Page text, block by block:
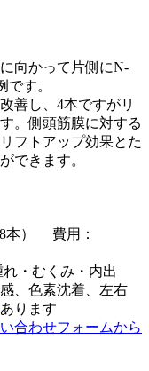
向かって片側にN-
す。
善し、4本ですがリ
。側頭筋膜に対する
フトアップ効果とた
できます。
本） 費用：
・むくみ・内出
、色素沈着、左右
ります
合わせフォームから